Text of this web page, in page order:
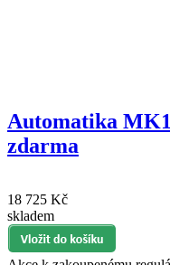
Automatika
zdarma
18 725 Kč
skladem